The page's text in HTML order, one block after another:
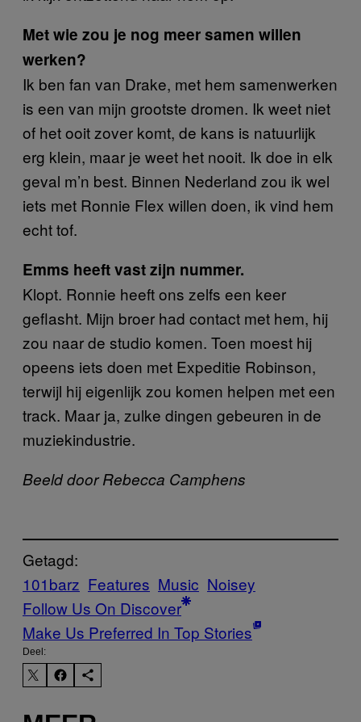
Met wie zou je nog meer samen willen
werken?
Ik ben fan van Drake, met hem samenwerken
is een van mijn grootste dromen. Ik weet niet
of het ooit zover komt, de kans is natuurlijk
erg klein, maar je weet het nooit. Ik doe in elk
geval m’n best. Binnen Nederland zou ik wel
iets met Ronnie Flex willen doen, ik vind hem
echt tof.
Emms heeft vast zijn nummer.
Klopt. Ronnie heeft ons zelfs een keer
geflasht. Mijn broer had contact met hem, hij
zou naar de studio komen. Toen moest hij
opeens iets doen met Expeditie Robinson,
terwijl hij eigenlijk zou komen helpen met een
track. Maar ja, zulke dingen gebeuren in de
muziekindustrie.
Beeld door ​Rebecca Camphens​​​
Getagd:
101barz Features Music Noisey
Follow Us On Discover
Make Us Preferred In Top Stories
Deel: